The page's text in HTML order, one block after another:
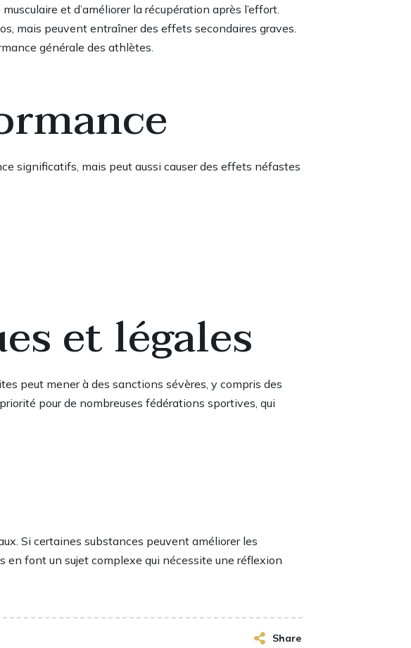
et d’améliorer la récupération après l’effort.
mais peuvent entraîner des effets secondaires graves.
générale des athlètes.
significatifs, mais peut aussi causer des effets néfastes
et légales
peut mener à des sanctions sévères, y compris des
pour de nombreuses fédérations sportives, qui
Si certaines substances peuvent améliorer les
en font un sujet complexe qui nécessite une réflexion
Share